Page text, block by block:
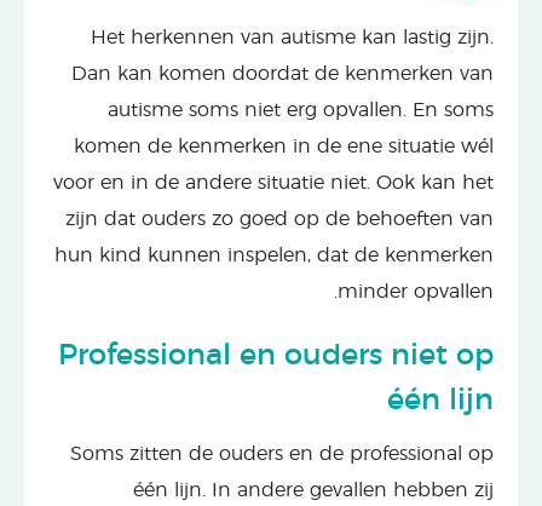
Het herkennen van autisme kan lastig zijn.
Dan kan komen doordat de kenmerken van
autisme soms niet erg opvallen. En soms
komen de kenmerken in de ene situatie wél
voor en in de andere situatie niet. Ook kan het
zijn dat ouders zo goed op de behoeften van
hun kind kunnen inspelen, dat de kenmerken
minder opvallen.
Professional en ouders niet op
één lijn
Soms zitten de ouders en de professional op
één lijn. In andere gevallen hebben zij